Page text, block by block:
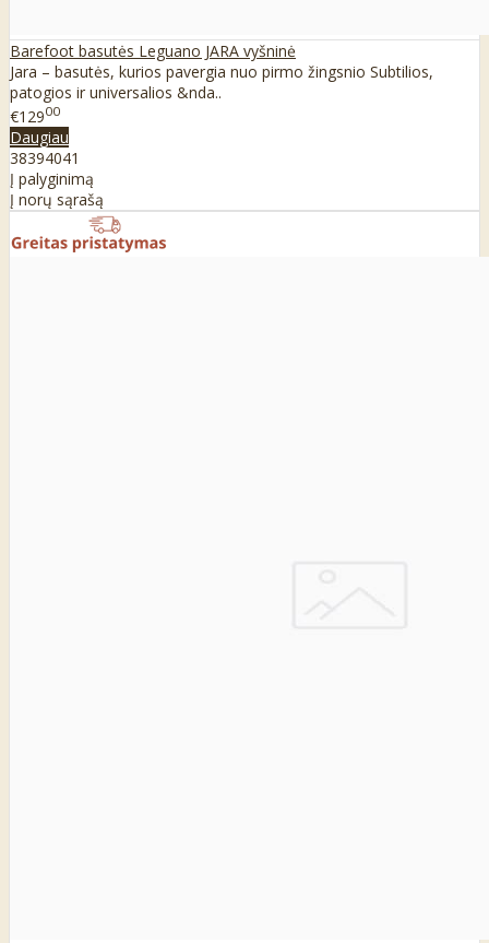
Barefoot basutės Leguano JARA vyšninė
Jara – basutės, kurios pavergia nuo pirmo žingsnio Subtilios,
patogios ir universalios &nda..
€12900
Daugiau
38394041
Į palyginimą
Į norų sąrašą